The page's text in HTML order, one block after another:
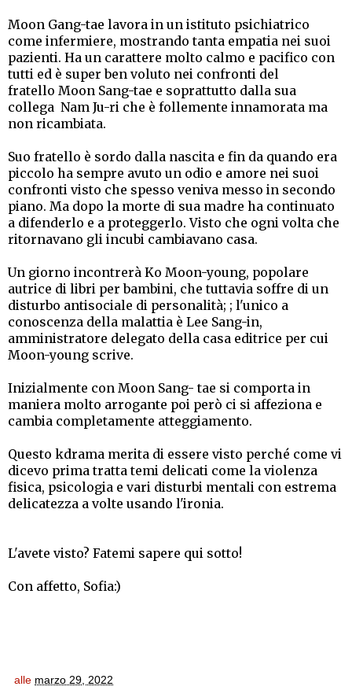
Moon Gang-tae lavora in un istituto psichiatrico
come infermiere, mostrando tanta empatia nei suoi
pazienti. Ha un carattere molto calmo e pacifico con
tutti ed è super ben voluto nei confronti del
fratello Moon Sang-tae e soprattutto dalla sua
collega Nam Ju-ri che è follemente innamorata ma
non ricambiata.
Suo fratello è sordo dalla nascita e fin da quando era
piccolo ha sempre avuto un odio e amore nei suoi
confronti visto che spesso veniva messo in secondo
piano. Ma dopo la morte di sua madre ha continuato
a difenderlo e a proteggerlo. Visto che ogni volta che
ritornavano gli incubi cambiavano casa.
Un giorno incontrerà Ko Moon-young, popolare
autrice di libri per bambini, che tuttavia soffre di un
disturbo antisociale di personalità; ; l'unico a
conoscenza della malattia è Lee Sang-in,
amministratore delegato della casa editrice per cui
Moon-young scrive.
Inizialmente con Moon Sang- tae si comporta in
maniera molto arrogante poi però ci si affeziona e
cambia completamente atteggiamento.
Questo kdrama merita di essere visto perché come vi
dicevo prima tratta temi delicati come la violenza
fisica, psicologia e vari disturbi mentali con estrema
delicatezza a volte usando l'ironia.
L'avete visto? Fatemi sapere qui sotto!
Con affetto, Sofia:)
alle marzo 29, 2022